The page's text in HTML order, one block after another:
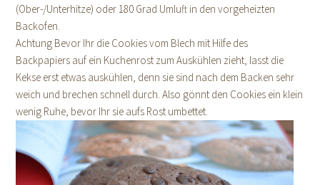
(Ober-/Unterhitze) oder 180 Grad Umluft in den vorgeheizten
Backofen.
Achtung Bevor Ihr die Cookies vom Blech mit Hilfe des
Backpapiers auf ein Kuchenrost zum Auskühlen zieht, lasst die
Kekse erst etwas auskühlen, denn sie sind nach dem Backen sehr
weich und brechen schnell durch. Also gönnt den Cookies ein klein
wenig Ruhe, bevor Ihr sie aufs Rost umbettet.